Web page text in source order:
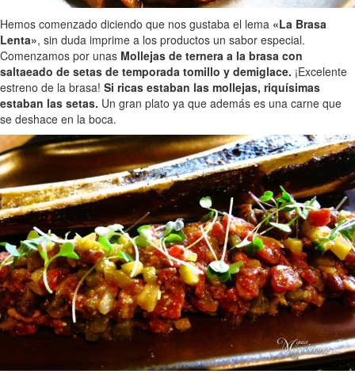
Hemos comenzado diciendo que nos gustaba el lema «La Brasa
Lenta», sin duda imprime a los productos un sabor especial.
Comenzamos por unas Mollejas de ternera a la brasa con
saltaeado de setas de temporada tomillo y demiglace. ¡Excelente
estreno de la brasa! Si ricas estaban las mollejas, riquísimas
estaban las setas. Un gran plato ya que además es una carne que
se deshace en la boca.